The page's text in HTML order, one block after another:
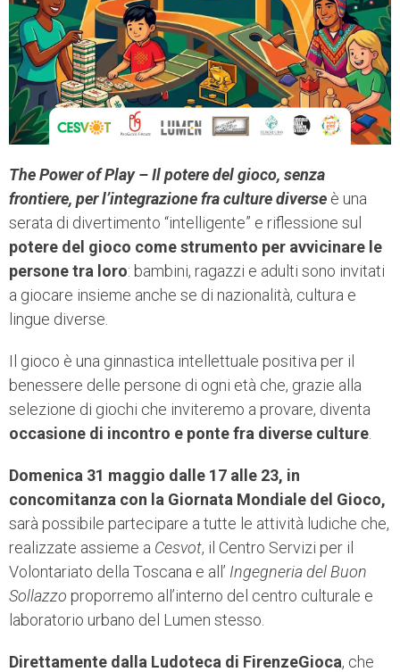
The Power of Play – Il potere del gioco, senza
frontiere, per l’integrazione fra culture diverse è una
serata di divertimento “intelligente” e riflessione sul
potere del gioco come strumento per avvicinare le
persone tra loro: bambini, ragazzi e adulti sono invitati
a giocare insieme anche se di nazionalità, cultura e
lingue diverse.
Il gioco è una ginnastica intellettuale positiva per il
benessere delle persone di ogni età che, grazie alla
selezione di giochi che inviteremo a provare, diventa
occasione di incontro e ponte fra diverse culture
Domenica 31 maggio dalle 17 alle 23, in
concomitanza con la Giornata Mondiale del Gioco,
sarà possibile partecipare a tutte le attività ludiche che,
realizzate assieme a Cesvot, il Centro Servizi per il
Volontariato della Toscana e all’ Ingegneria del Buon
Sollazzo proporremo all’interno del centro culturale e
laboratorio urbano del Lumen stesso.
Direttamente dalla Ludoteca di FirenzeGioca, che